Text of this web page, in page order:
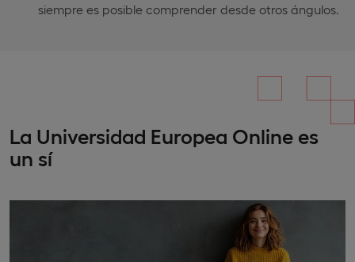
siempre es posible comprender desde otros ángulos.
La Universidad Europea Online es
un sí